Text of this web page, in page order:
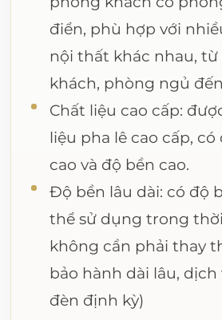
điển, phù hợp với
nội thất khác nhau,
khách, phòng ngủ
Chất liệu cao cấp:
liệu pha lê cao cấp,
cao và độ bền cao.
Độ bền lâu dài: có độ
thể sử dụng trong
không cần phải thay
bảo hành dài lâu, dịch
đèn định kỳ)